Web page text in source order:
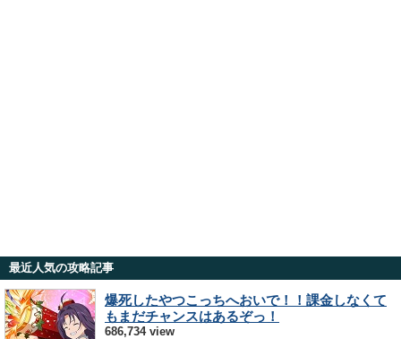
最近人気の攻略記事
爆死したやつこっちへおいで！！課金しなくて
もまだチャンスはあるぞっ！
686,734 view